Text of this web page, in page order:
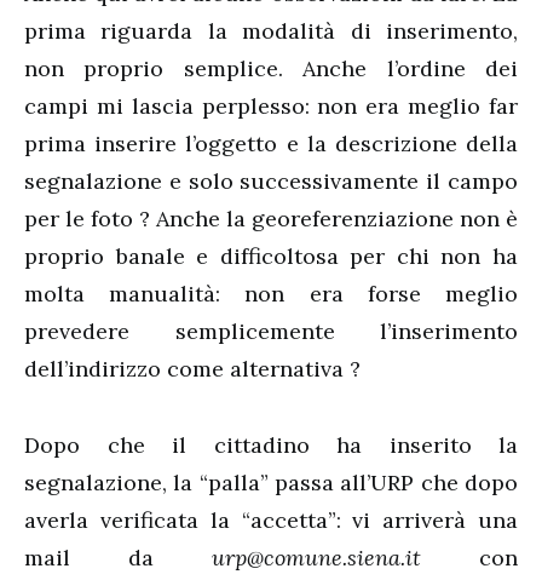
prima riguarda la modalità di inserimento,
non proprio semplice. Anche l’ordine dei
campi mi lascia perplesso: non era meglio far
prima inserire l’oggetto e la descrizione della
segnalazione e solo successivamente il campo
per le foto ? Anche la georeferenziazione non è
proprio banale e difficoltosa per chi non ha
molta manualità: non era forse meglio
prevedere semplicemente l’inserimento
dell’indirizzo come alternativa ?
Dopo che il cittadino ha inserito la
segnalazione, la “palla” passa all’URP che dopo
averla verificata la “accetta”: vi arriverà una
mail da urp@comune.siena.it con